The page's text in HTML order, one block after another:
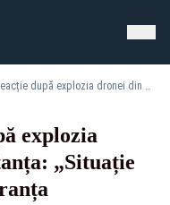
Ilie Bolojan, reacție după explozia dronei din Portul Constanța: „Situație periculoasă pentru siguranța românilor”
explozia
„Situație